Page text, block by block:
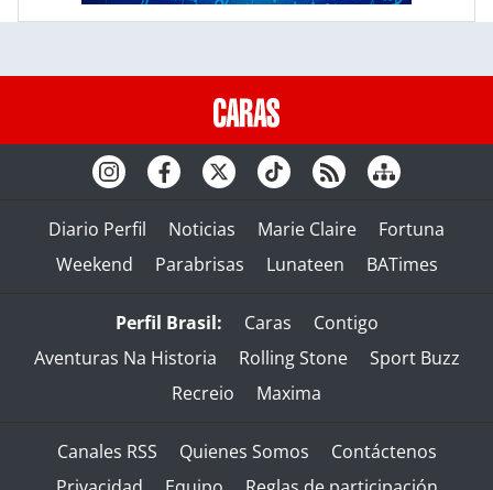
Diario Perfil Noticias Marie Claire
Fortuna
Weekend
Parabrisas Lunateen BATimes
Perfil Brasil: Caras
Contigo
Aventuras Na Historia
Rolling Stone
Sport Buzz
Recreio
Maxima
Canales RSS Quienes Somos
Contáctenos